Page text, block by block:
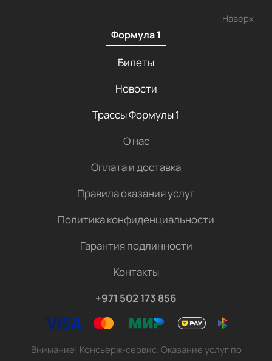
Наверх
Формула 1
Билеты
Новости
Трассы Формулы 1
О нас
Оплата и доставка
Правила оказания услуг
Политика конфиденциальности
Гарантия подлинности
Контакты
+971 502 173 856
Внимание! Консьерж-сервис. Оказание услуг по